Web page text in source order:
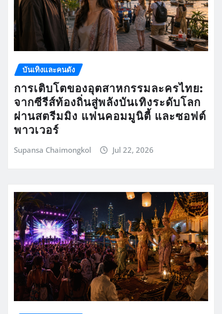
บันเทิงและคนดัง
การเติบโตของอุตสาหกรรมละครไทย:
จากซีรีส์ท้องถิ่นสู่พลังบันเทิงระดับโลก
ผ่านสตรีมมิง แฟนคอมมูนิตี้ และซอฟต์
พาวเวอร์
Supansa Chaimongkol Jul 22, 2026